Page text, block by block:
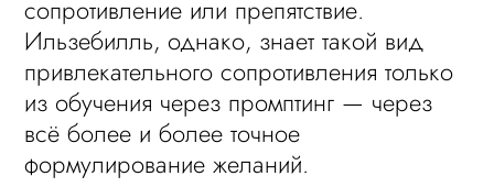
сопротивление или препятствие.
Ильзебилль, однако, знает такой вид
привлекательного сопротивления только
из обучения через промптинг — через
всё более и более точное
формулирование желаний.